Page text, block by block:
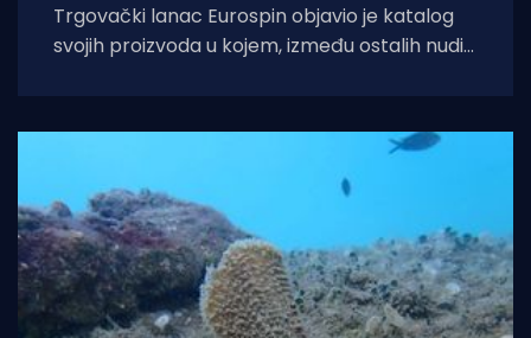
Trgovački lanac Eurospin objavio je katalog
svojih proizvoda u kojem, između ostalih nudi